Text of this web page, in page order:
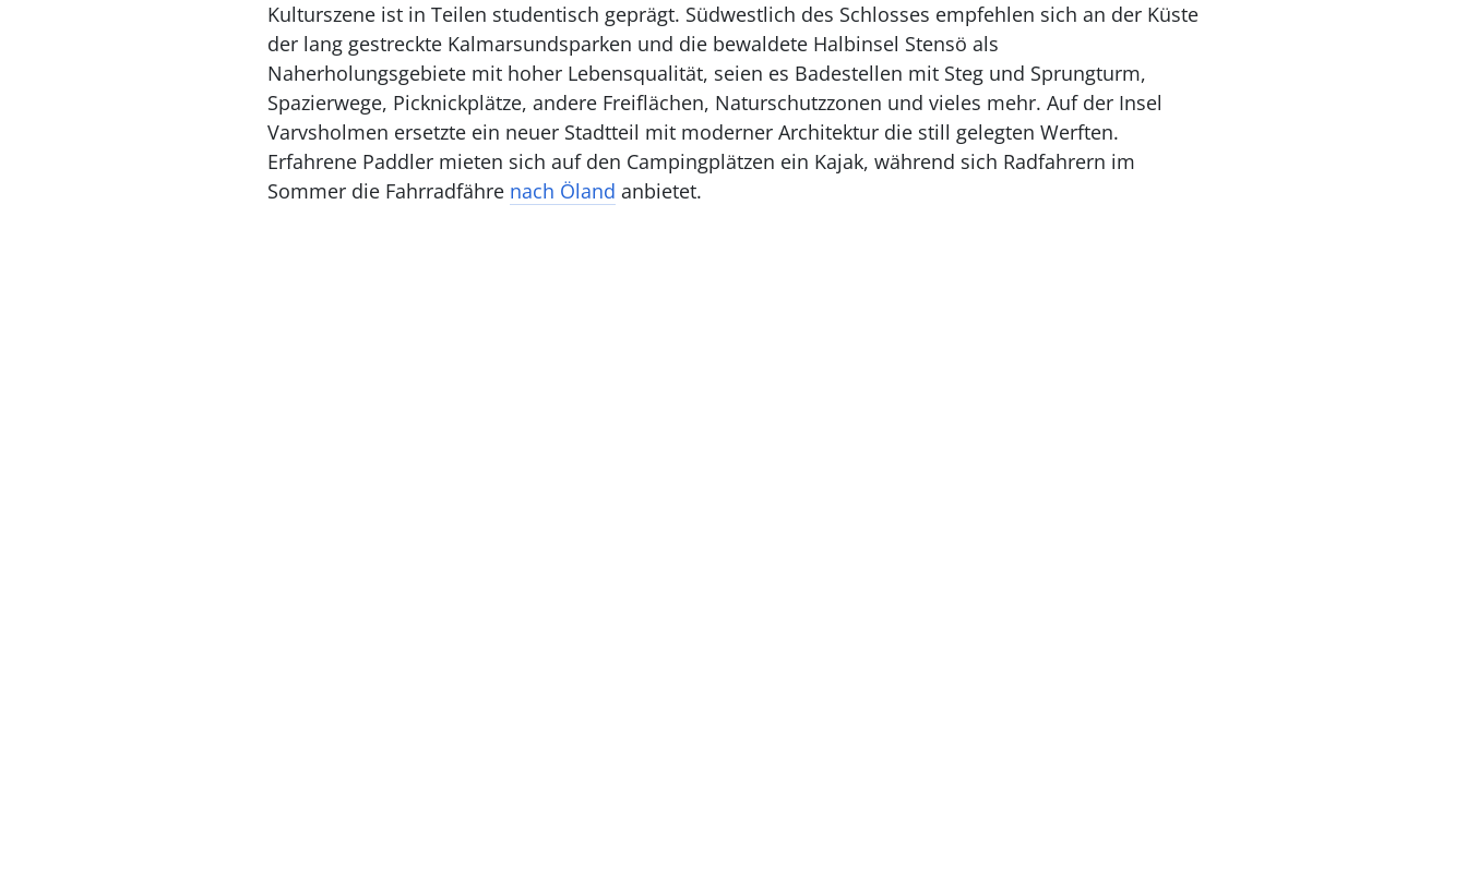
Kulturszene ist in Teilen studentisch geprägt. Südwestlich des Schlosses empfehlen sich an der Küste
der lang gestreckte Kalmarsundsparken und die bewaldete Halbinsel Stensö als
Naherholungsgebiete mit hoher Lebensqualität, seien es Badestellen mit Steg und Sprungturm,
Spazierwege, Picknickplätze, andere Freiflächen, Naturschutzzonen und vieles mehr. Auf der Insel
Varvsholmen ersetzte ein neuer Stadtteil mit moderner Architektur die still gelegten Werften.
Erfahrene Paddler mieten sich auf den Campingplätzen ein Kajak, während sich Radfahrern im
Sommer die Fahrradfähre nach Öland anbietet.